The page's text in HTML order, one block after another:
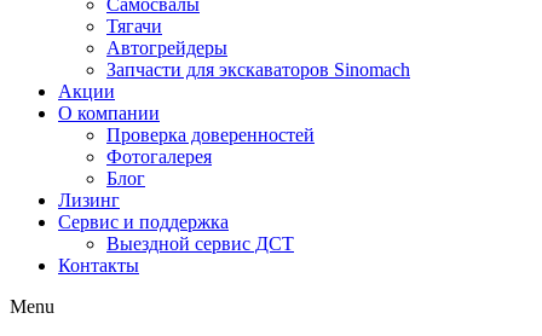
Самосвалы
Тягачи
Автогрейдеры
Запчасти для экскаваторов Sinomach
Акции
О компании
Проверка доверенностей
Фотогалерея
Блог
Лизинг
Сервис и поддержка
Выездной сервис ДСТ
Контакты
Menu